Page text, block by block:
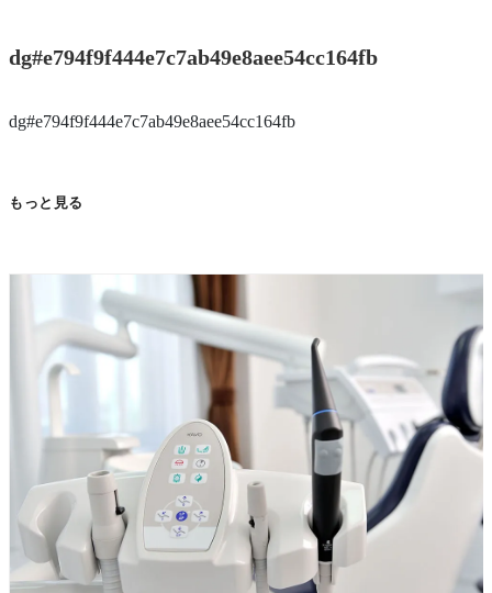
dg#e794f9f444e7c7ab49e8aee54cc164fb
dg#e794f9f444e7c7ab49e8aee54cc164fb
もっと見る